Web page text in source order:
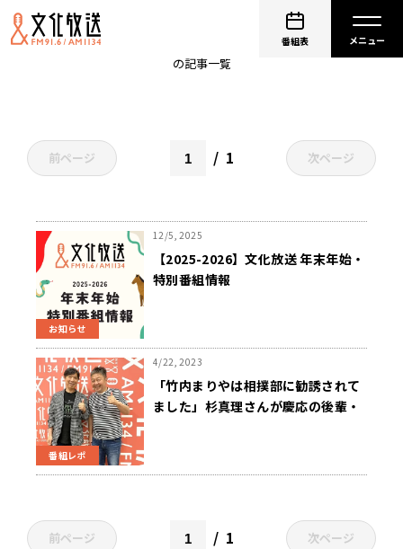
番組表
の記事一覧
前ページ 1 次ページ
お知らせ
12/5, 2025
【2025-2026】文化放送 年末年始・
特別番組情報
番組レポ
4/22, 2023
「竹内まりやは相撲部に勧誘されて
ました」杉真理さんが慶応の後輩・
前ページ 1 次ページ